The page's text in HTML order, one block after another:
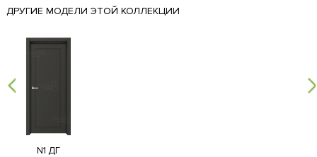
ДРУГИЕ МОДЕЛИ ЭТОЙ КОЛЛЕКЦИИ
N1 ДГ